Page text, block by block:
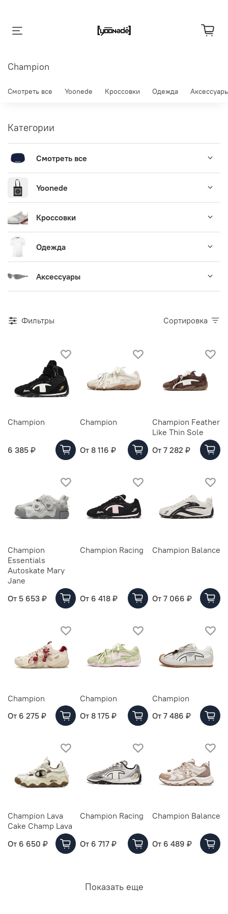
Champion
Смотреть все Yoonede Кроссовки Одежда
Категории
Смотреть все
Yoonede
Кроссовки
Одежда
Аксессуары
Фильтры Сортировка
Champion
6 385 ₽
Champion
От 8 116 ₽
Champion Feather
Like Thin Sole
От 7 282 ₽
Champion
Essentials
Autoskate Mary
Jane
От 5 653 ₽
Champion Racing
От 6 418 ₽
Champion Balance
От 7 066 ₽
Champion
От 6 275 ₽
Champion
От 8 175 ₽
Champion
От 7 486 ₽
Champion Lava
Cake Champ Lava
От 6 650 ₽
Champion Racing
От 6 717 ₽
Champion Balance
От 6 489 ₽
Показать еще